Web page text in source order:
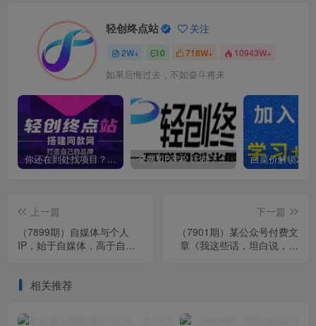
轻创终点站 关注
2W+ 0 718W+ 10943W+
如果后悔过去，不如奋斗将来
你还在到处找项目？还在当韭菜？我靠卖项目一个月收入5万+，曾经我也是个失败者。 全网VIP课程 无损下载~
上一篇
（7899期）自媒体与个人
IP，始于自媒体，高于自媒
下一篇
（7901期）某公众号付费文
章《我这些话，坦白说，可
相关推荐